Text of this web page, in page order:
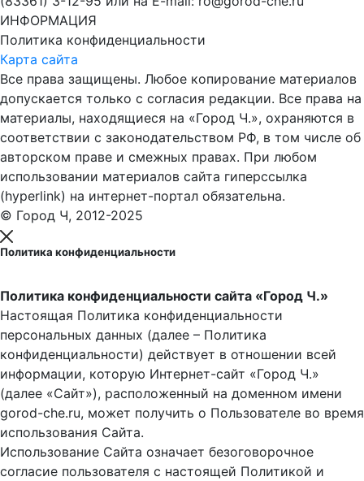
ИНФОРМАЦИЯ
Политика конфиденциальности
Карта сайта
Все права защищены. Любое копирование материалов
допускается только с согласия редакции. Все права на
материалы, находящиеся на «Город Ч.», охраняются в
соответствии с законодательством РФ, в том числе об
авторском праве и смежных правах. При любом
использовании материалов сайта гиперссылка
(hyperlink) на интернет-портал обязательна.
© Город Ч, 2012-2025
Политика конфиденциальности
Политика конфиденциальности сайта «Город Ч.»
Настоящая Политика конфиденциальности
персональных данных (далее – Политика
конфиденциальности) действует в отношении всей
информации, которую Интернет-сайт «Город Ч.»
(далее «Сайт»), расположенный на доменном имени
gorod-che.ru, может получить о Пользователе во время
использования Cайта.
Использование Сайта означает безоговорочное
согласие пользователя с настоящей Политикой и